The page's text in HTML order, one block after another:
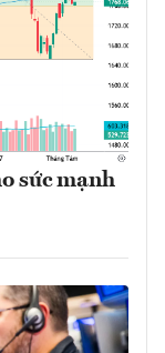
sức mạnh